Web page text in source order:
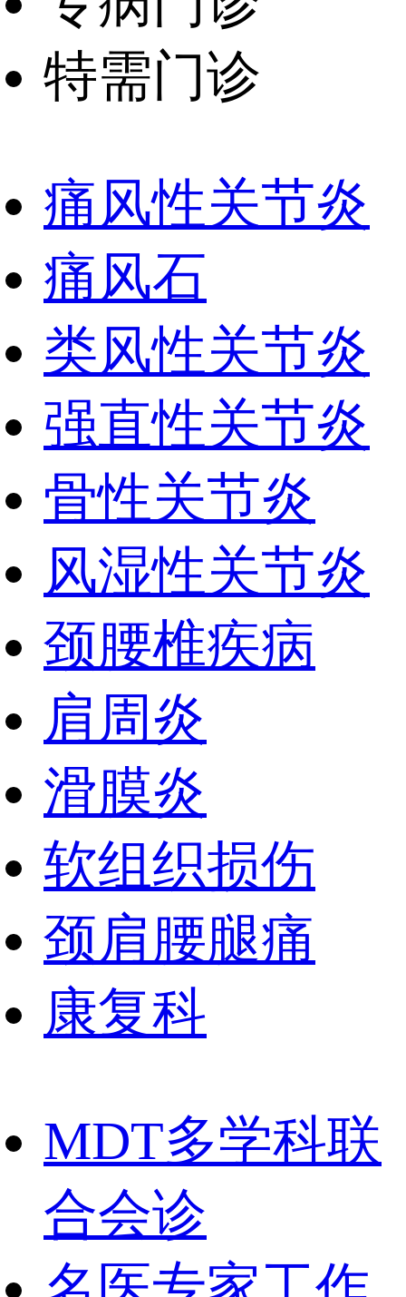
特需门诊
痛风性关节炎
痛风石
类风性关节炎
强直性关节炎
骨性关节炎
风湿性关节炎
颈腰椎疾病
肩周炎
滑膜炎
软组织损伤
颈肩腰腿痛
康复科
MDT多学科联
合会诊